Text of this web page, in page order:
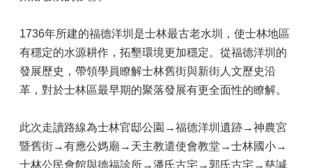
1736年所建的福德洋圳是士林最古老水圳，使士林地區
有穩定的水源耕作，拓墾環境更加穩定。從福德洋圳的
發展歷史，帶領學員瞭解士林舊街與新街人文歷史沿
革，對於士林區最早期的聚落發展有更全面性的瞭解。
此次走讀路線為士林官邸公園→福德洋圳遺跡→神農宮
暨舊街→有應公媽廟→天主教遣使會教堂→士林國小→
士林公民會館與德福診所→潘氏古宅→郭氏古宅→慈諴